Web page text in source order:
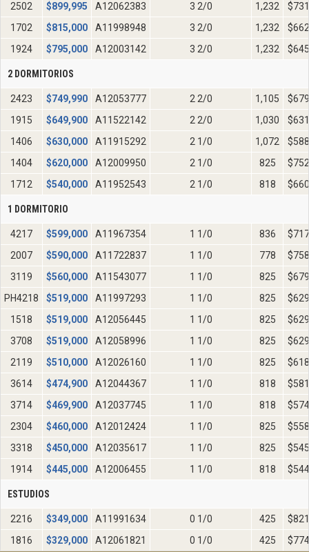
2502
$899,995 A12062383 3 2/0 1,232
$731
1702
$815,000 A11998948 3 2/0 1,232
$662
1924
$795,000 A12003142 3 2/0 1,232 $645
2 DORMITORIOS
2423 $749,990 A12053777 2 2/0 1,105
$679
1915
$649,900 A11522142 2 2/0 1,030
$631
1406
$630,000 A11915292 2 1/0 1,072
$588
1404
$620,000 A12009950 2 1/0 825
$752
1712
$540,000 A11952543 2 1/0 818 $660
1 DORMITORIO
4217 $599,000 A11967354 1 1/0 836
$717
2007
$590,000 A11722837 1 1/0 778
$758
3119
$560,000 A11543077 1 1/0 825
$679
PH4218
$519,000 A11997293 1 1/0 825
$629
1518
$519,000 A12056445 1 1/0 825
$629
3708
$519,000 A12058996 1 1/0 825
$629
2119
$510,000 A12026160 1 1/0 825
$618
3614
$474,900 A12044367 1 1/0 818
$581
3714
$469,900 A12037745 1 1/0 818
$574
2304
$460,000 A12012424 1 1/0 825
$558
3318
$450,000 A12035617 1 1/0 825
$545
1914
$445,000 A12006455 1 1/0 818 $544
ESTUDIOS
2216 $349,000 A11991634 0 1/0 425
$821
1816
$329,000 A12061821 0 1/0 425 $774